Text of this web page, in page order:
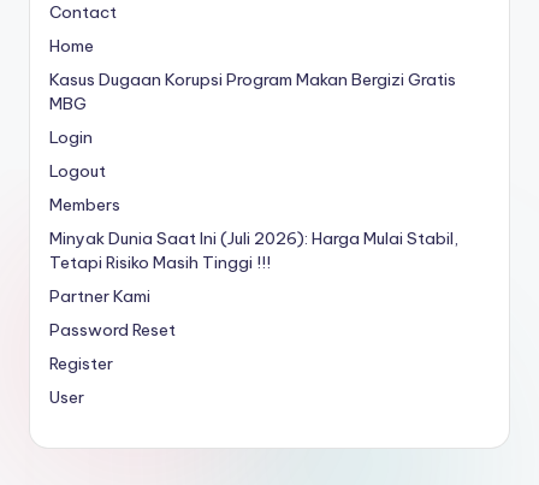
Contact
Home
Kasus Dugaan Korupsi Program Makan Bergizi Gratis
MBG
Login
Logout
Members
Minyak Dunia Saat Ini (Juli 2026): Harga Mulai Stabil,
Tetapi Risiko Masih Tinggi !!!
Partner Kami
Password Reset
Register
User